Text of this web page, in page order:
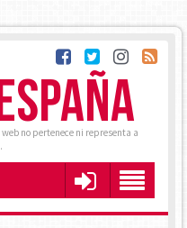
no pertenece ni representa a